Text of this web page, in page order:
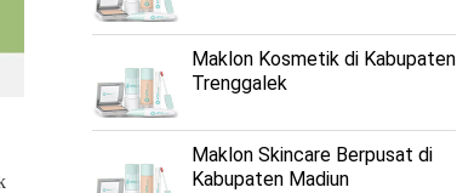
Maklon Kosmetik di Kabupaten
Trenggalek
Maklon Skincare Berpusat di
Kabupaten Madiun